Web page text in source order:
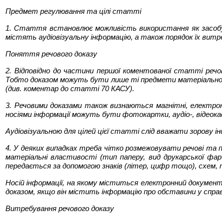
Предмет регулювання та цілі статті
1. Стаття встановлює можливість використання як засобу
містять аудіовізуальну інформацію, а також порядок їх
Поняття речового доказу
2. Відповідно до частини першої коментованої статті
Тобто доказом можуть бути лише ті предмети
(див. коментар до статті 70 КАСУ).
3. Речовими доказами також визнаються магнітні,
носіями інформації можуть бути фотокартки, аудіо-,
Аудіовізуальною для цілей цієї статті слід вважати
4. У деяких випадках треба чітко розмежовувати речові
матеріальні властивості (тип паперу, вид друкарської
передається за допомогою знаків (літер, цифр тощо), схем,
Носій інформації, на якому міститься електронний
доказом, якщо він містить інформацію про обставини у
Витребування речового доказу